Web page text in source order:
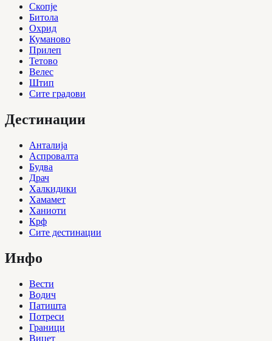
Скопје
Битола
Охрид
Куманово
Прилеп
Тетово
Велес
Штип
Сите градови
Дестинации
Анталија
Аспровалта
Будва
Драч
Халкидики
Хамамет
Ханиоти
Крф
Сите дестинации
Инфо
Вести
Водич
Патишта
Потреси
Граници
Виџет